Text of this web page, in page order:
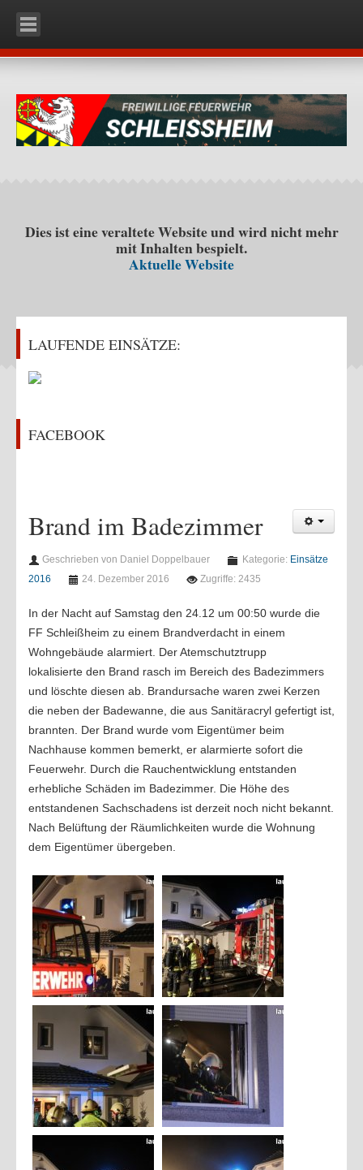
HOME
Organisation
Mannschaft
KLF (Kleinlöschfahrzeug)
Kontakt
Aktivitäten 2021
Aktivitäten 2019
Aktivitäten 2017
Aktivitäten 2016
Übungen 2022
Übungen 2021
Übungen 2019
Übungen 2018
Übungen 2017
Übungen 2016
EINSÄTZE
Einsätze 2022
2021
2020
2019
2017
2016
2015
JUGEND
Dies ist eine veraltete Website und wird nicht mehr
mit Inhalten bespielt.
Aktuelle Website
LAUFENDE EINSÄTZE:
FACEBOOK
Brand im Badezimmer
Geschrieben von Daniel Doppelbauer Kategorie: Einsätze
2016
24. Dezember 2016 Zugriffe: 2435
In der Nacht auf Samstag den 24.12 um 00:50 wurde die
FF Schleißheim zu einem Brandverdacht in einem
Wohngebäude alarmiert. Der Atemschutztrupp
lokalisierte den Brand rasch im Bereich des Badezimmers
und löschte diesen ab. Brandursache waren zwei Kerzen
die neben der Badewanne, die aus Sanitäracryl gefertigt ist,
brannten. Der Brand wurde vom Eigentümer beim
Nachhause kommen bemerkt, er alarmierte sofort die
Feuerwehr. Durch die Rauchentwicklung entstanden
erhebliche Schäden im Badezimmer. Die Höhe des
entstandenen Sachschadens ist derzeit noch nicht bekannt.
Nach Belüftung der Räumlichkeiten wurde die Wohnung
dem Eigentümer übergeben.